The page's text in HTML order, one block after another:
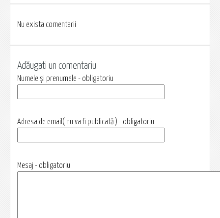
Nu exista comentarii
Adăugati un comentariu
Numele și prenumele - obligatoriu
Adresa de email( nu va fi publicată ) - obligatoriu
Mesaj - obligatoriu